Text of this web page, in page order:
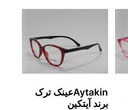
Aytakinعینک ترک
برند آیتکین